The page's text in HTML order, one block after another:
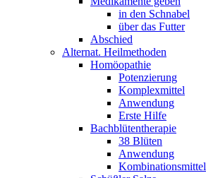
in den Schnabel
über das Futter
Abschied
Alternat. Heilmethoden
Homöopathie
Potenzierung
Komplexmittel
Anwendung
Erste Hilfe
Bachblütentherapie
38 Blüten
Anwendung
Kombinationsmittel